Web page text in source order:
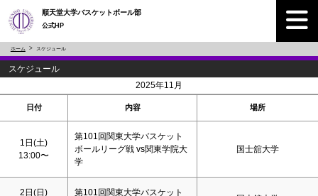
順天堂大学バスケットボール部
公式HP
ホーム スケジュール
スケジュール
2025年11月
日付 内容 場所
1日(土)
13:00〜
第101回関東大学バスケット
ボールリーグ戦 vs関東学院大
学
国士舘大学
2日(日)
第101回関東大学バスケット